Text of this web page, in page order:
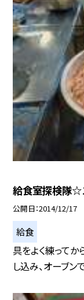
給食室探検隊☆
公開日 2014/12/17
給食
具をよく練ってか
し込み、オーブン